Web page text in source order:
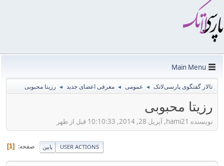
Main Menu
تالار گفتگوی پارسی‌لاتک ◄ عمومی ◄ معرفی اعضای جدید ◄ رزیتا محبوبی
رزیتا محبوبی
نویسنده hami21, آپریل 28, 2014, 10:10:33 قبل از ظهر
پایین صفحه 1 USER ACTIONS